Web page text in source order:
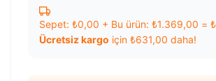
Sepet: ₺0,00 + Bu ürün: ₺1.369,00 = ₺
Ücretsiz kargo için ₺631,00 daha!